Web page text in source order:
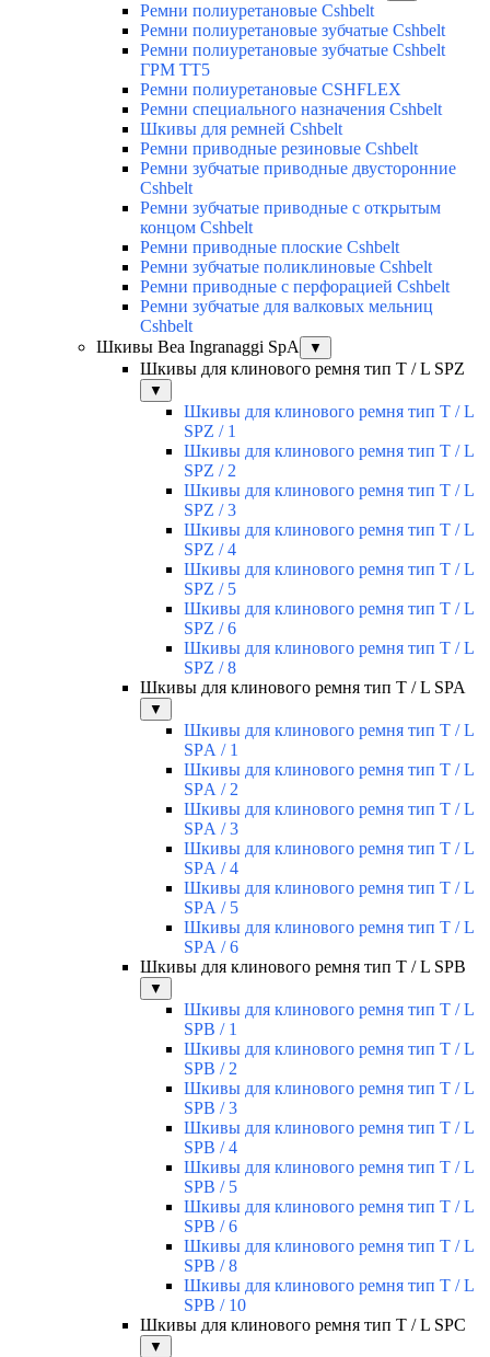
Ремни полиуретановые Cshbelt
Ремни полиуретановые зубчатые Cshbelt
Ремни полиуретановые зубчатые Cshbelt
ГРМ ТТ5
Ремни полиуретановые CSHFLEX
Ремни специального назначения Cshbelt
Шкивы для ремней Cshbelt
Ремни приводные резиновые Cshbelt
Ремни зубчатые приводные двусторонние
Cshbelt
Ремни зубчатые приводные с открытым
концом Cshbelt
Ремни приводные плоские Cshbelt
Ремни зубчатые поликлиновые Cshbelt
Ремни приводные с перфорацией Cshbelt
Ремни зубчатые для валковых мельниц
Cshbelt
Шкивы Bea Ingranaggi SpA
▼
Шкивы для клинового ремня тип T / L SPZ
▼
Шкивы для клинового ремня тип T / L
SPZ / 1
Шкивы для клинового ремня тип T / L
SPZ / 2
Шкивы для клинового ремня тип T / L
SPZ / 3
Шкивы для клинового ремня тип T / L
SPZ / 4
Шкивы для клинового ремня тип T / L
SPZ / 5
Шкивы для клинового ремня тип T / L
SPZ / 6
Шкивы для клинового ремня тип T / L
SPZ / 8
Шкивы для клинового ремня тип T / L SPA
▼
Шкивы для клинового ремня тип T / L
SPА / 1
Шкивы для клинового ремня тип T / L
SPА / 2
Шкивы для клинового ремня тип T / L
SPА / 3
Шкивы для клинового ремня тип T / L
SPА / 4
Шкивы для клинового ремня тип T / L
SPА / 5
Шкивы для клинового ремня тип T / L
SPА / 6
Шкивы для клинового ремня тип T / L SPВ
▼
Шкивы для клинового ремня тип T / L
SPВ / 1
Шкивы для клинового ремня тип T / L
SPВ / 2
Шкивы для клинового ремня тип T / L
SPВ / 3
Шкивы для клинового ремня тип T / L
SPВ / 4
Шкивы для клинового ремня тип T / L
SPВ / 5
Шкивы для клинового ремня тип T / L
SPВ / 6
Шкивы для клинового ремня тип T / L
SPВ / 8
Шкивы для клинового ремня тип T / L
SPВ / 10
Шкивы для клинового ремня тип T / L SPС
▼